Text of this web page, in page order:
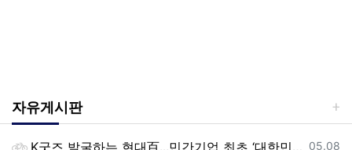
자유게시판
등록일
05.08
K굿즈 발굴하는 현대百...민간기업 최초 ‘대한민국 관광공모전’ 후원